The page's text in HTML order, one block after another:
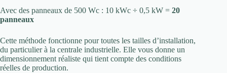
Avec des panneaux de 500 Wc : 10 kWc ÷ 0,5 kW = 20
panneaux
Cette méthode fonctionne pour toutes les tailles d’installation,
du particulier à la centrale industrielle. Elle vous donne un
dimensionnement réaliste qui tient compte des conditions
réelles de production.